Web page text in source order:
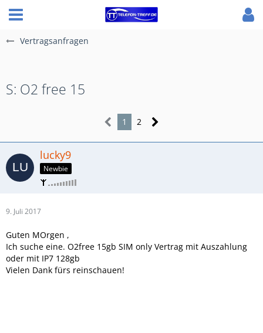
Vertragsanfragen
S: O2 free 15
1 2
lucky9
Newbie
9. Juli 2017
Guten MOrgen ,
Ich suche eine. O2free 15gb SIM only Vertrag mit Auszahlung
oder mit IP7 128gb
Vielen Dank fürs reinschauen!